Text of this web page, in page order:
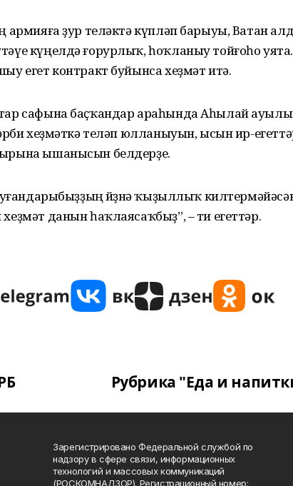
армияға ҙур теләктә күпләп барыуы, Ватан
күңелдә ғорурлыҡ, һоҡланыу тойғоһо
егет контракт буйынса хеҙмәт итә.
сафына баҫҡандар араһында Аһылай
хеҙмәткә теләп юлланыуын, ысын ир-
ышанысын белдерҙе.
йөҙөнә ҡыҙыллыҡ
данын һаҡлаясаҡбыҙ”, – ти егеттәр.
Рубрика "Еда и
Зарегистрировано Федеральной службой по
надзору в сфере связи, информационных
технологий и массовых коммуникаций
(РОСКОМНАДЗОР). Регистрационный номер: